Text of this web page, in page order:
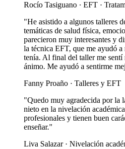
Rocío Tasiguano · EFT ·
"He asistido a algunos talleres
temáticas de salud física,
parecieron muy interesantes y
la técnica EFT, que me ayudó
tenía. Al final del taller me sentí
ánimo. Me ayudó a sentirme
Fanny Proaño · Talleres y EFT
"Quedo muy agradecida por la
nieto en la nivelación
profesionales y tienen buen
enseñar."
Liva Salazar · Nivelación